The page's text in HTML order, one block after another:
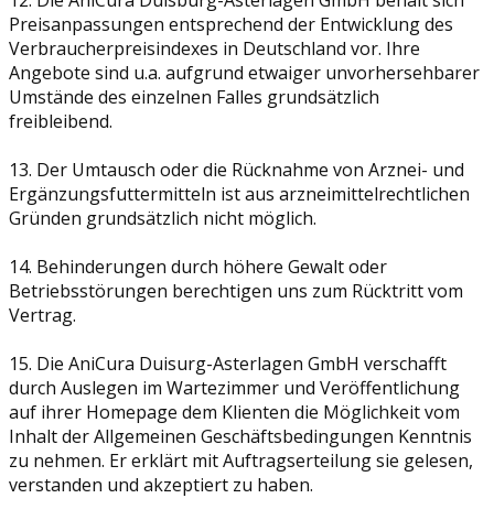
Preisanpassungen entsprechend der Entwicklung des
Verbraucherpreisindexes in Deutschland vor. Ihre
Angebote sind u.a. aufgrund etwaiger unvorhersehbarer
Umstände des einzelnen Falles grundsätzlich
freibleibend.
13. Der Umtausch oder die Rücknahme von Arznei- und
Ergänzungsfuttermitteln ist aus arzneimittelrechtlichen
Gründen grundsätzlich nicht möglich.
14. Behinderungen durch höhere Gewalt oder
Betriebsstörungen berechtigen uns zum Rücktritt vom
Vertrag.
15. Die AniCura Duisurg-Asterlagen GmbH verschafft
durch Auslegen im Wartezimmer und Veröffentlichung
auf ihrer Homepage dem Klienten die Möglichkeit vom
Inhalt der Allgemeinen Geschäftsbedingungen Kenntnis
zu nehmen. Er erklärt mit Auftragserteilung sie gelesen,
verstanden und akzeptiert zu haben.